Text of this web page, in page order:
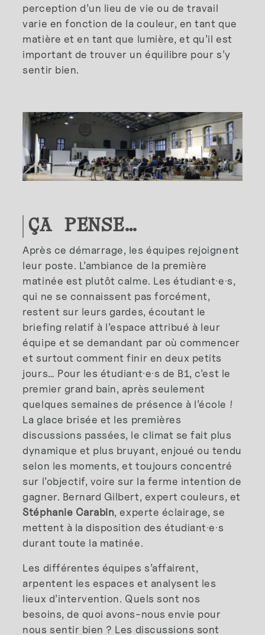
perception d’un lieu de vie ou de travail
varie en fonction de la couleur, en tant que
matière et en tant que lumière, et qu’il est
important de trouver un équilibre pour s’y
sentir bien.
ÇA PENSE…
Après ce démarrage, les équipes rejoignent
leur poste. L’ambiance de la première
matinée est plutôt calme. Les étudiant·e·s,
qui ne se connaissent pas forcément,
restent sur leurs gardes, écoutant le
briefing relatif à l’espace attribué à leur
équipe et se demandant par où commencer
et surtout comment finir en deux petits
jours… Pour les étudiant·e·s de B1, c’est le
premier grand bain, après seulement
quelques semaines de présence à l’école !
La glace brisée et les premières
discussions passées, le climat se fait plus
dynamique et plus bruyant, enjoué ou tendu
selon les moments, et toujours concentré
sur l’objectif, voire sur la ferme intention de
gagner. Bernard Gilbert, expert couleurs, et
Stéphanie Carabin, experte éclairage, se
mettent à la disposition des étudiant·e·s
durant toute la matinée.
Les différentes équipes s’affairent,
arpentent les espaces et analysent les
lieux d’intervention. Quels sont nos
besoins, de quoi avons-nous envie pour
nous sentir bien ? Les discussions sont